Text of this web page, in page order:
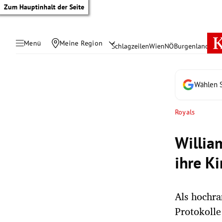
Zum Hauptinhalt der Seite
Menü Meine Region SchlagzeilenWienNÖBurgenland
Wählen
Royals
ihre
Als